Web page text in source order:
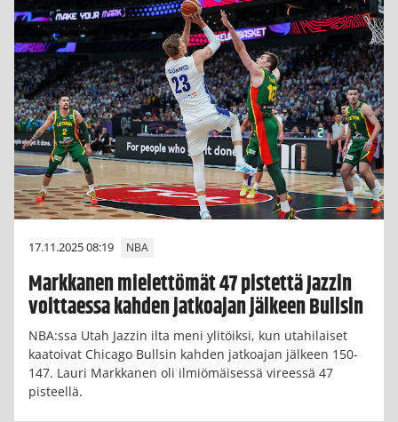
17.11.2025 08:19 NBA
Markkanen mielettömät 47 pistettä Jazzin
voittaessa kahden jatkoajan jälkeen Bullsin
NBA:ssa Utah Jazzin ilta meni ylitöiksi, kun utahilaiset
kaatoivat Chicago Bullsin kahden jatkoajan jälkeen 150-
147. Lauri Markkanen oli ilmiömäisessä vireessä 47
pisteellä.